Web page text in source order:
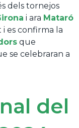
dels tornejos
i ara Mataró
es confirma la
que
se celebraran a
del